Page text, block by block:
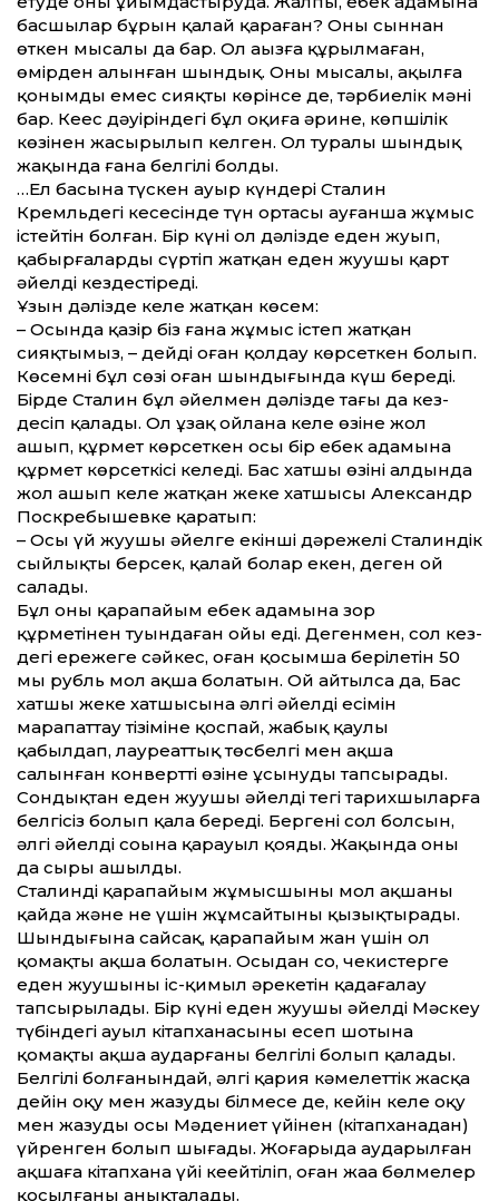
басшылар бұрын қалай қараған? Оның сыннан
өткен мысалы да бар. Ол аңызға құрылмаған,
өмірден алынған шындық. Оның мысалы, ақылға
қонымды емес сияқты көрінсе де, тәрбиелік мәні
бар. Кеңес дәуіріндегі бұл оқиға әрине, көпшілік
көзінен жасырылып келген. Ол туралы шындық
жақында ғана белгілі болды.
…Ел басына түскен ауыр күндері Сталин
Кремльдегі кеңсесінде түн ортасы ауғанша жұмыс
істейтін болған. Бір күні ол дәлізде еден жуып,
қабырғаларды сүртіп жатқан еден жуушы қарт
әйелді кез­дестіреді.
Ұзын дәлізде келе жатқан көсем:
– Осында қазір біз ғана жұмыс істеп жатқан
сияқтымыз, – дейді оған қолдау көрсеткен болып.
Көсемнің бұл сөзі оған шындығында күш береді.
Бірде Сталин бұл әйелмен дәлізде тағы да кез­
десіп қалады. Ол ұзақ ойлана келе өзіне жол
ашып, құрмет көрсеткен осы бір еңбек адамына
құрмет көрсеткісі келеді. Бас хатшы өзінің алдында
жол ашып келе жатқан жеке хатшысы Александр
Поскребышевке қаратып:
– Осы үй жуушы әйелге екінші дәрежелі Сталиндік
сыйлықты берсек, қалай болар екен, деген ой
салады.
Бұл оның қарапайым еңбек адамына зор
құрметінен туындаған ойы еді. Дегенмен, сол кез­
дегі ережеге сәйкес, оған қосымша берілетін 50
мың рубль мол ақша болатын. Ой айтылса да, Бас
хатшы жеке хатшысына әлгі әйелдің есімін
марапат­тау тізіміне қоспай, жабық қаулы
қабылдап, лауреат­тық төсбелгі мен ақша
салынған конверт­ті өзіне ұсынуды тапсырады.
Сондықтан еден жуушы әйелдің тегі тарихшыларға
белгісіз болып қала береді. Бергені сол болсын,
әлгі әйелдің соңына қарауыл қояды. Жақында оның
да сыры ашылды.
Сталинді қарапайым жұмысшының мол ақшаны
қайда және не үшін жұмсайтыны қызықтырады.
Шындығына сайсақ, қарапайым жан үшін ол
қомақты ақша болатын. Осыдан соң, чекистерге
еден жуушының іс-қимыл әрекетін қадағалау
тапсырылады. Бір күні еден жуушы әйелдің Мәскеу
түбіндегі ауыл кітапханасының есеп шотына
қомақты ақша аударғаны белгілі болып қалады.
Белгілі болғанындай, әлгі қария кәмелет­тік жасқа
де­йін оқу мен жазуды білмесе де, ке­йін келе оқу
мен жазуды осы Мәдениет үйінен (кітапханадан)
үйренген болып шығады. Жоғарыда аударылған
ақшаға кітапхана үйі кеңейтіліп, оған жаңа бөлмелер
қосылғаны анықталады.